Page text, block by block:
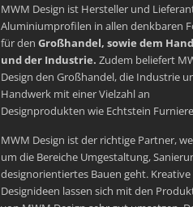
MWM Design ist Hersteller und
Aluminiumprofilen in allen denkbaren
für den Großhandel, sowie dem
und der Industrie. Zudem beliefert
Design den Großhandel, die Industrie
Handwerk mit einer Vielzahl an
Designprodukten wie Echtstein
MWM Design ist der richtige Partner,
um die Bereiche Umgestaltung,
designorientiertes Bauen geht. Kreative
Designideen lassen sich mit den